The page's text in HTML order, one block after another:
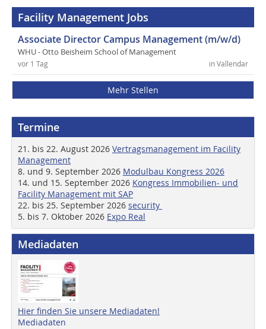
Facility Management Jobs
Associate Director Campus Management (m/w/d)
WHU - Otto Beisheim School of Management
in Vallendar
vor 1 Tag
Mehr Stellen
Termine
21. bis 22. August 2026 Vertragsmanagement im Facility
Management
8. und 9. September 2026 Modulbau Kongress 2026
14. und 15. September 2026 Kongress Immobilien- und
Facility Management mit SAP
22. bis 25. September 2026 security
5. bis 7. Oktober 2026 Expo Real
Mediadaten
Hier finden Sie unsere Mediadaten!
Mediadaten